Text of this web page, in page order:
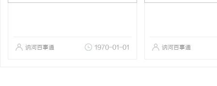
讷河百事通 1970-01-01 讷河百事通